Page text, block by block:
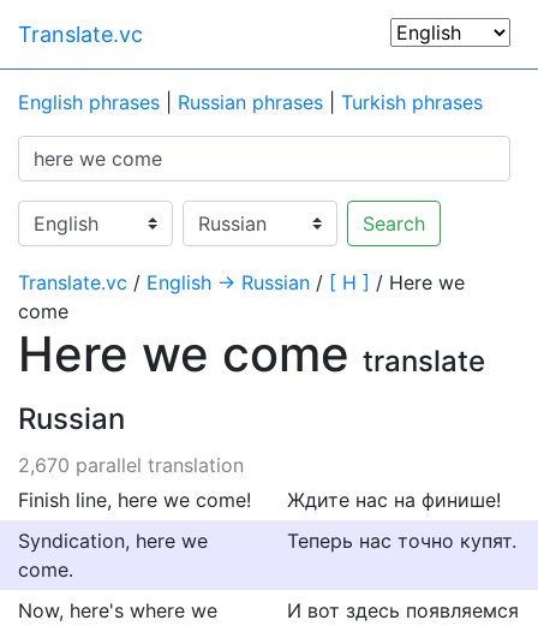
Translate.vc
English phrases Russian phrases Turkish phrases
Search
Translate.vc / English → Russian / [ H ] / Here we
come
Here we come translate
Russian
2,670 parallel translation
Finish line, here we come!
Ждите нас на финише!
Syndication, here we
come.
Теперь нас точно купят.
Now, here's where we
И вот здесь появляемся